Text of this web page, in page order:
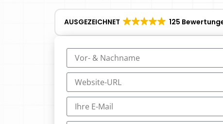
AUSGEZEICHNET 125